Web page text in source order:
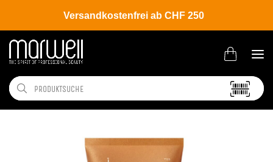
Versandkostenfrei ab CHF 250
Shop Brands Moroccanoil